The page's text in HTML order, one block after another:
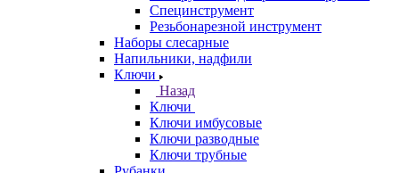
Специнструмент
Резьбонарезной инструмент
Наборы слесарные
Напильники, надфили
Ключи
Назад
Ключи
Ключи имбусовые
Ключи разводные
Ключи трубные